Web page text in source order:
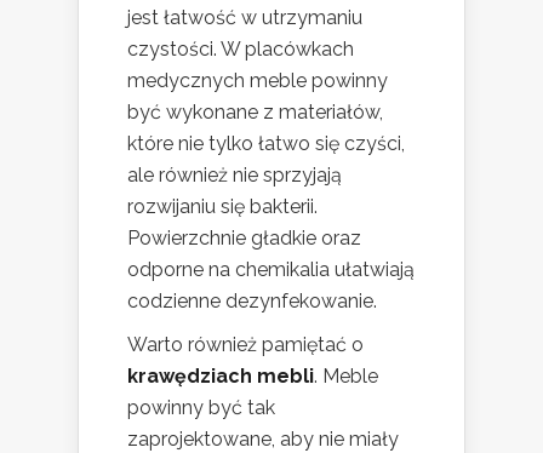
jest łatwość w utrzymaniu
czystości. W placówkach
medycznych meble powinny
być wykonane z materiałów,
które nie tylko łatwo się czyści,
ale również nie sprzyjają
rozwijaniu się bakterii.
Powierzchnie gładkie oraz
odporne na chemikalia ułatwiają
codzienne dezynfekowanie.
Warto również pamiętać o
krawędziach mebli. Meble
powinny być tak
zaprojektowane, aby nie miały